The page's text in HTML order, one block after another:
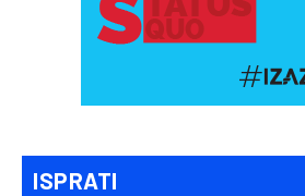
ISPRATI